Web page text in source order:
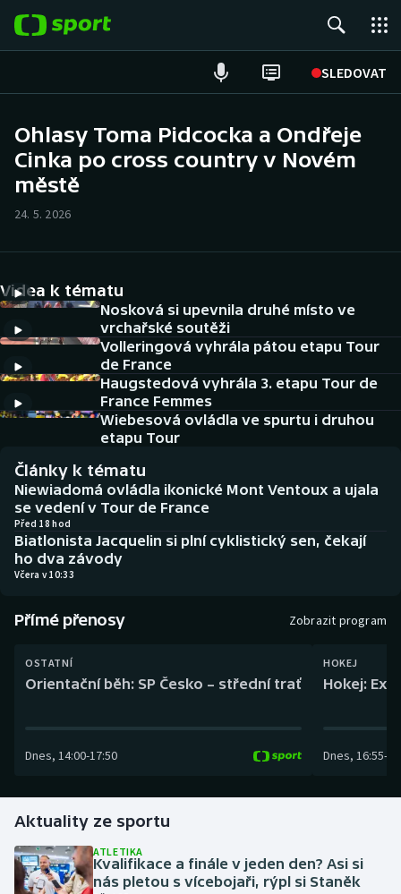
SLEDOVAT
Hokej
Cyklistika
DALŠÍ SPORTY
Americký fotbal
Baseball a softbal
Biatlon
Boby a skeleton
Curling
Dostihy
Futsal
Golf
Gymnastika
Házená
NEPŘEHLÉDNĚTE
Soutěže
Aplikace ČT sport
AZ kvíz
Ohlasy Toma Pidcocka a Ondřeje
Cinka po cross country v Novém
městě
24. 5. 2026
Videa k tématu
Nosková si upevnila druhé místo ve
vrchařské soutěži
Volleringová vyhrála pátou etapu Tour
de France
Haugstedová vyhrála 3. etapu Tour de
France Femmes
Wiebesová ovládla ve spurtu i druhou
etapu Tour
Články k tématu
Niewiadomá ovládla ikonické Mont Ventoux a ujala
se vedení v Tour de France
Před 18 hod
Biatlonista Jacquelin si plní cyklistický sen, čekají
ho dva závody
Včera v 10:33
Přímé přenosy Zobrazit program
OSTATNÍ
Orientační běh: SP Česko – střední trať
Dnes, 14:00-17:50
HOKEJ
Hokej:
Dnes, 16:55-
Aktuality ze sportu
ATLETIKA
Kvalifikace a finále v jeden den? Asi si
nás pletou s vícebojaři, rýpl si Staněk